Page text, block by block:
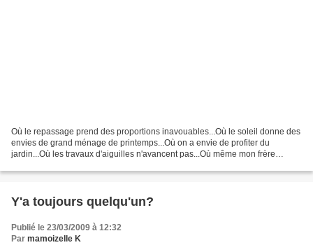
Où le repassage prend des proportions inavouables...Où le soleil donne des
envies de grand ménage de printemps...Où on a envie de profiter du
jardin...Où les travaux d'aiguilles n'avancent pas...Où même mon frère
Y'a toujours quelqu'un?
Publié le 23/03/2009 à 12:32
Par mamoizelle K